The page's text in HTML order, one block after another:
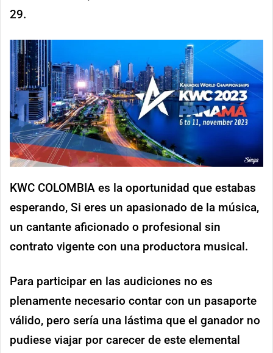
29.
KWC COLOMBIA es la oportunidad que estabas
esperando, Si eres un apasionado de la música,
un cantante aficionado o profesional sin
contrato vigente con una productora musical.
Para participar en las audiciones no es
plenamente necesario contar con un pasaporte
válido, pero sería una lástima que el ganador no
pudiese viajar por carecer de este elemental